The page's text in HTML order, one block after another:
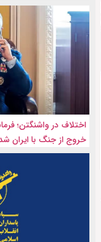
اختلاف در واشنگتن؛
خروج از جنگ با ایران